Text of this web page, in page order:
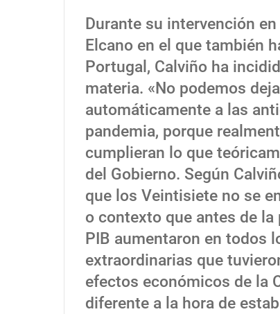
Durante su intervención
Elcano en el que también
Portugal, Calviño ha
materia. «No podemos
automáticamente a las
pandemia, porque
cumplieran lo que
del Gobierno. Según
que los Veintisiete no se
o contexto que antes de la
PIB aumentaron en todos
extraordinarias que
efectos económicos de la
diferente a la hora de